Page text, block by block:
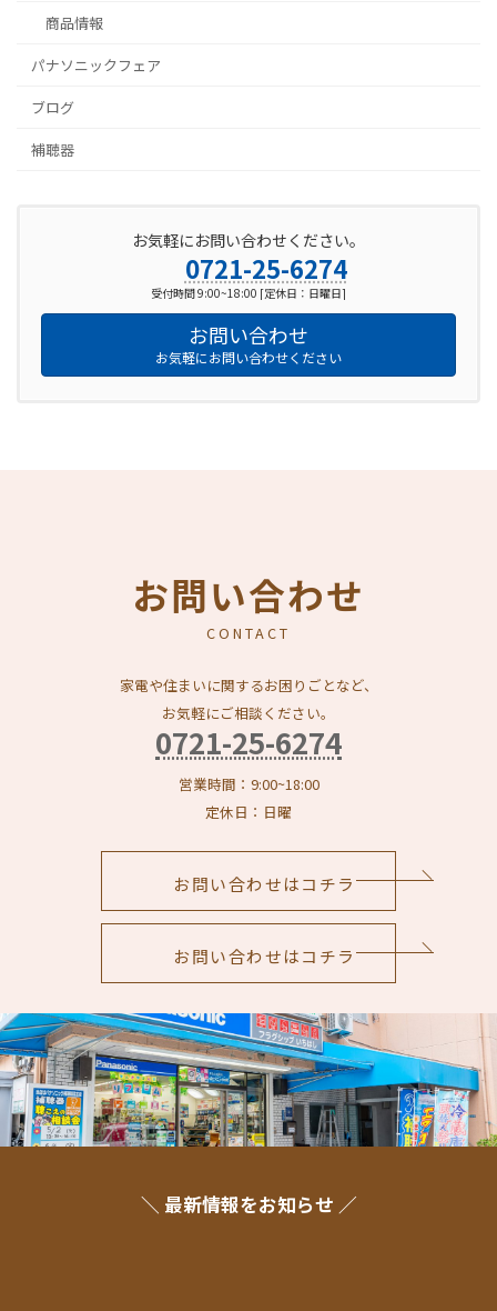
商品情報
パナソニックフェア
ブログ
補聴器
お気軽にお問い合わせください。
0721-25-6274
受付時間 9:00~18:00 [定休日：日曜日]
お問い合わせ
お気軽にお問い合わせください
お問い合わせ
CONTACT
家電や住まいに関するお困りごとなど、
お気軽にご相談ください。
0721-25-6274
営業時間：9:00~18:00
定休日：日曜
お問い合わせはコチラ
お問い合わせはコチラ
＼ 最新情報をお知らせ ／